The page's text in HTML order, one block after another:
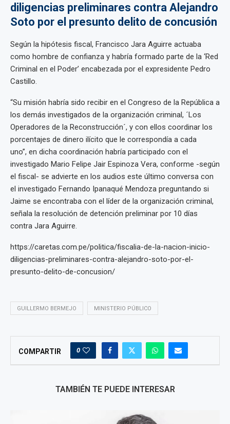
diligencias preliminares contra Alejandro
Soto por el presunto delito de concusión
Según la hipótesis fiscal, Francisco Jara Aguirre actuaba
como hombre de confianza y habría formado parte de la ‘Red
Criminal en el Poder’ encabezada por el expresidente Pedro
Castillo.
“Su misión habría sido recibir en el Congreso de la República a
los demás investigados de la organización criminal, ´Los
Operadores de la Reconstrucción´, y con ellos coordinar los
porcentajes de dinero ilícito que le correspondía a cada
uno”, en dicha coordinación habría participado con el
investigado Mario Felipe Jair Espinoza Vera, conforme -según
el fiscal- se advierte en los audios este último conversa con
el investigado Fernando Ipanaqué Mendoza preguntando si
Jaime se encontraba con el líder de la organización criminal,
señala la resolución de detención preliminar por 10 días
contra Jara Aguirre.
https://caretas.com.pe/politica/fiscalia-de-la-nacion-inicio-
diligencias-preliminares-contra-alejandro-soto-por-el-
presunto-delito-de-concusion/
GUILLERMO BERMEJO MINISTERIO PÚBLICO
COMPARTIR 0
TAMBIÉN TE PUEDE INTERESAR